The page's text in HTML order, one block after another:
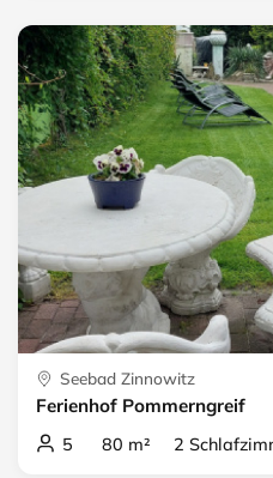
Seebad Zinnowitz
Ferienhof Pommerngreif
5 80 m² 2